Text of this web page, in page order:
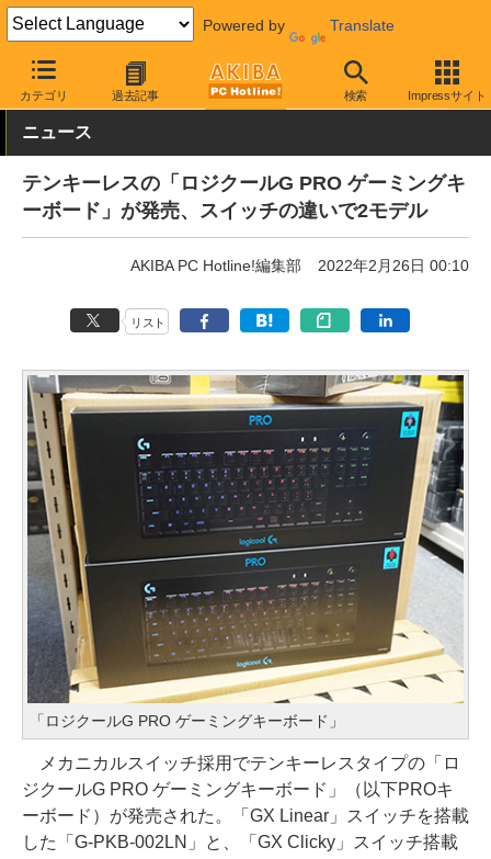
Powered by Translate
カテゴリ 過去記事 検索 Impressサイト
AKIBA PC Hotline! PC周辺機器 キーボード ロジクール
ニュース
テンキーレスの「ロジクールG PRO ゲーミングキ
ーボード」が発売、スイッチの違いで2モデル
AKIBA PC Hotline!編集部 2022年2月26日 00:10
リスト
「ロジクールG PRO ゲーミングキーボード」
メカニカルスイッチ採用でテンキーレスタイプの「ロ
ジクールG PRO ゲーミングキーボード」（以下PROキ
ーボード）が発売された。「GX Linear」スイッチを搭載
した「G-PKB-002LN」と、「GX Clicky」スイッチ搭載